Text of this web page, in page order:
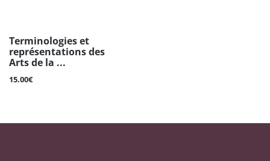
Terminologies et
représentations des
Arts de la ...
15.00€